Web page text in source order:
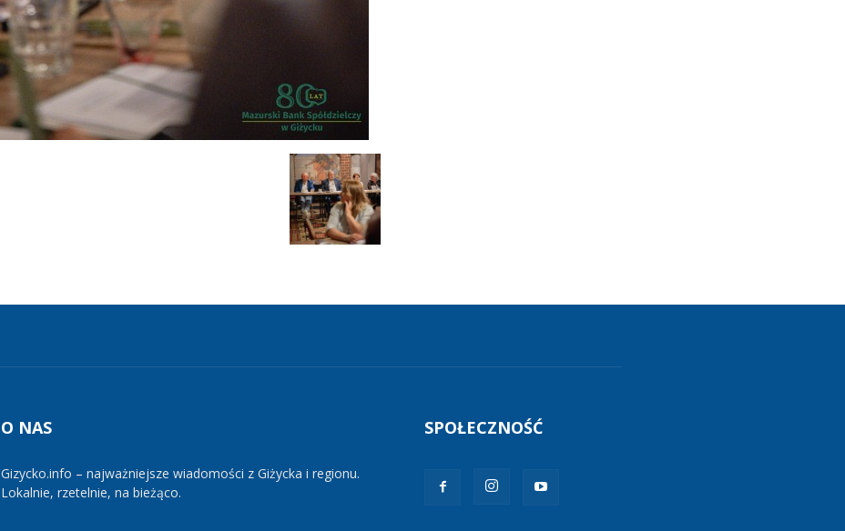
O NAS
Gizycko.info – najważniejsze wiadomości z Giżycka i regionu.
Lokalnie, rzetelnie, na bieżąco.
SPOŁECZNOŚĆ